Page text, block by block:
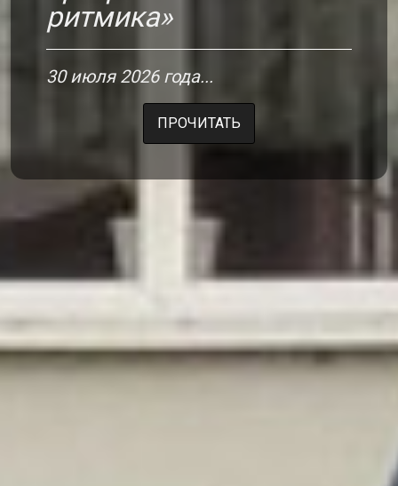
ритмика»
30 июля 2026 года...
ПРОЧИТАТЬ